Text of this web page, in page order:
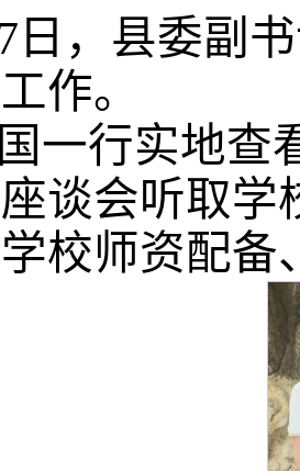
日，县委副
作。
一行实地查
谈会听取学
校师资配备